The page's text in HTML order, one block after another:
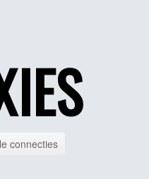
connecties